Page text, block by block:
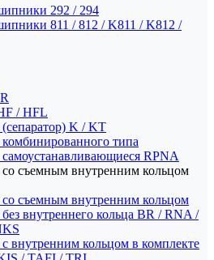
292 / 294
811 / 812 / K811 / K812 /
/ HFL
K / KT
типа
RPNA
съемным внутренним кольцом
съемным внутренним кольцом
внутреннего кольца BR / RNA /
внутренним кольцом в комплекте